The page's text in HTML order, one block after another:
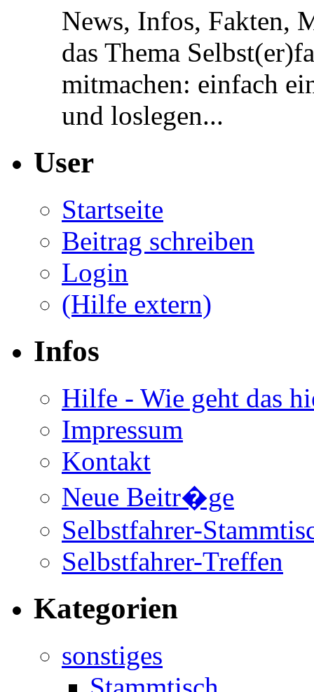
News, Infos, Fakten,
das Thema
mitmachen: einfach
und loslegen...
User
Startseite
Beitrag schreiben
Login
(Hilfe extern)
Infos
Hilfe - Wie geht das
Impressum
Kontakt
Neue Beitr�ge
Selbstfahrer-
Selbstfahrer-Treffen
Kategorien
sonstiges